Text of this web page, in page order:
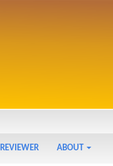
REVIEWER ABOUT